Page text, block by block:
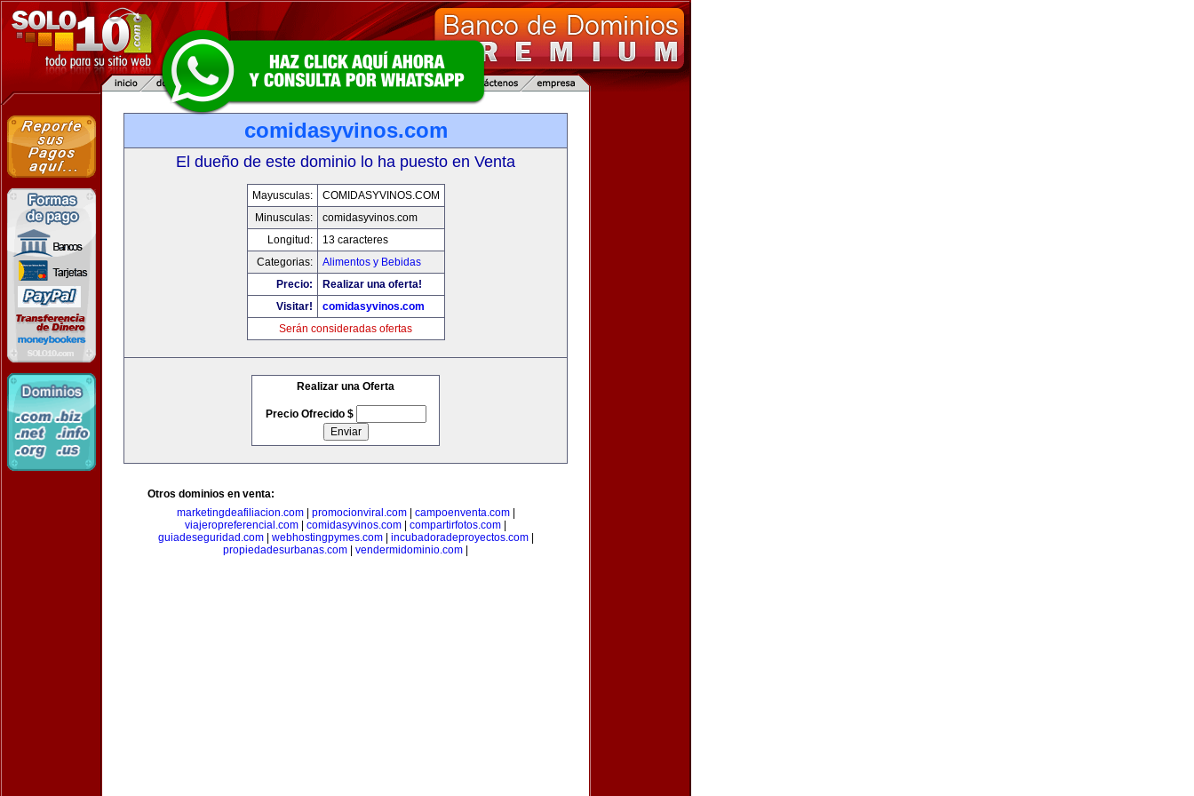
comidasyvinos.com
El dueño de este dominio lo ha puesto en Venta
Mayusculas:
COMIDASYVINOS.COM
Minusculas:
comidasyvinos.com
Longitud:
13 caracteres
Categorias:
Alimentos y Bebidas
Precio:
Realizar una oferta!
Visitar!
comidasyvinos.com
Serán consideradas ofertas
Realizar una Oferta
Precio Ofrecido $
Otros dominios en venta:
marketingdeafiliacion.com| promocionviral.com| campoenventa.com|
viajeropreferencial.com
comidasyvinos.com compartirfotos.com
guiadeseguridad.com| webhostingpymes.com| incubadoradeproyectos.com|
propiedadesurbanas.com
vendermidominio.com